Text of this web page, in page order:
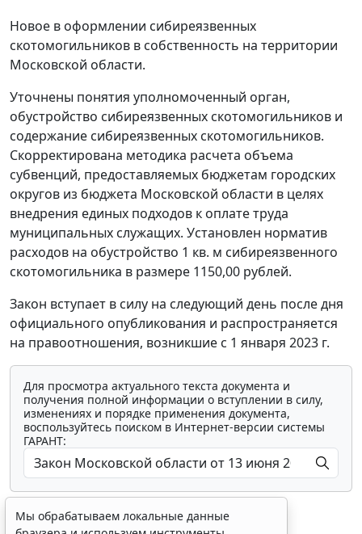
Новое в оформлении сибиреязвенных
скотомогильников в собственность на территории
Московской области.
Уточнены понятия уполномоченный орган,
обустройство сибиреязвенных скотомогильников и
содержание сибиреязвенных скотомогильников.
Скорректирована методика расчета объема
субвенций, предоставляемых бюджетам городских
округов из бюджета Московской области в целях
внедрения единых подходов к оплате труда
муниципальных служащих. Установлен норматив
расходов на обустройство 1 кв. м сибиреязвенного
скотомогильника в размере 1150,00 рублей.
Закон вступает в силу на следующий день после дня
официального опубликования и распространяется
на правоотношения, возникшие с 1 января 2023 г.
Для просмотра актуального текста документа и
получения полной информации о вступлении в силу,
изменениях и порядке применения документа,
воспользуйтесь поиском в Интернет-версии системы
ГАРАНТ:
Мы обрабатываем локальные данные